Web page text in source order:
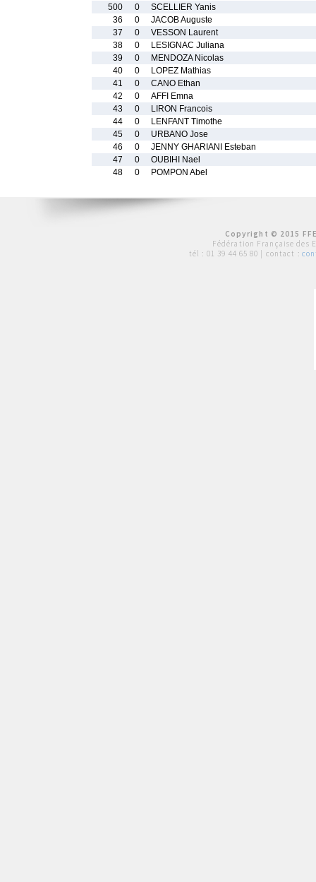
500
0
SCELLIER Yanis
36
0
JACOB Auguste
37
0
VESSON Laurent
38
0
LESIGNAC Juliana
39
0
MENDOZA Nicolas
40
0
LOPEZ Mathias
41
0
CANO Ethan
42
0
AFFI Emna
43
0
LIRON Francois
44
0
LENFANT Timothe
45
0
URBANO Jose
46
0
JENNY GHARIANI Esteban
47
0
OUBIHI Nael
48
0 POMPON Abel
Copyright © 2015
Fédération Française des
tél : 01 39 44 65 80 | contact :